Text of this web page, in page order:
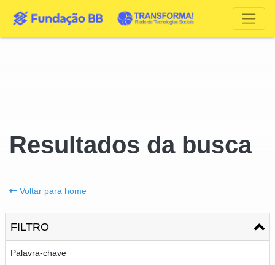
Resultados da busca
Voltar para home
FILTRO
Palavra-chave